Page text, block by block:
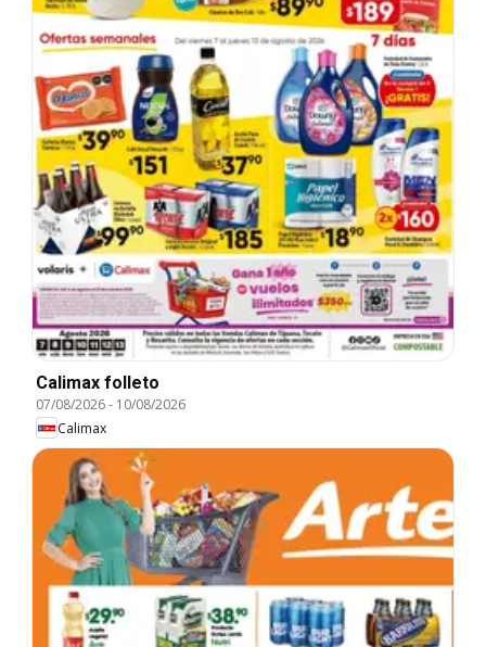
Calimax folleto
07/08/2026- 10/08/2026
Calimax